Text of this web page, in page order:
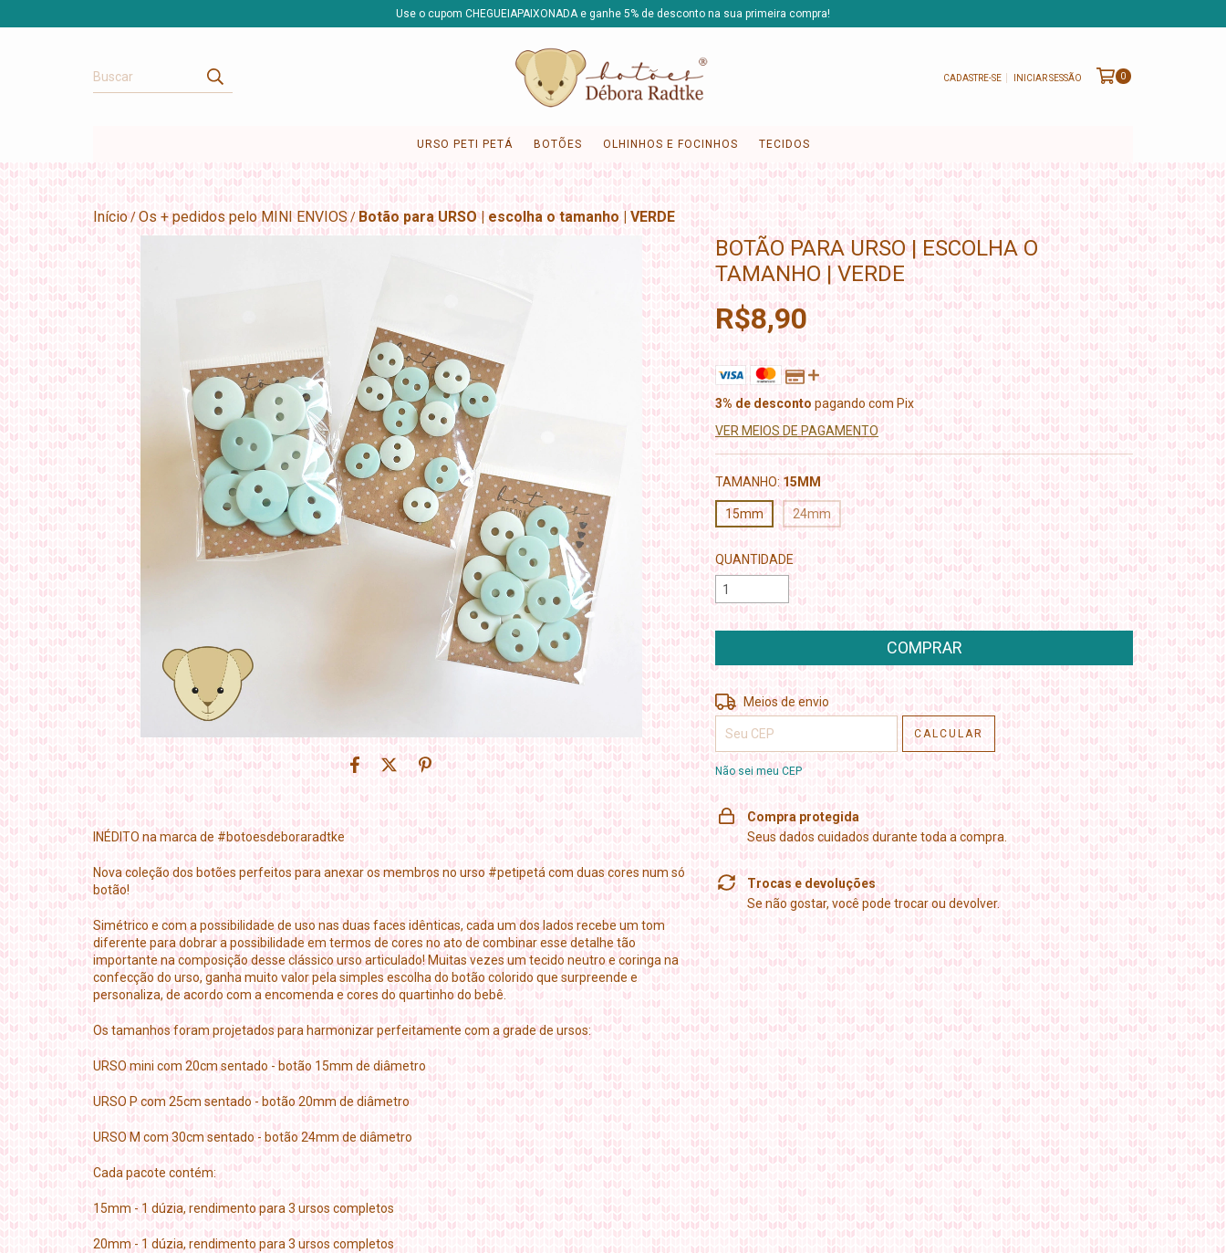
Use o cupom CHEGUEIAPAIXONADA e ganhe 5% de desconto na sua primeira compra!
CADASTRE-SE INICIAR SESSÃO 0
URSO PETI PETÁ BOTÕES OLHINHOS E FOCINHOS TECIDOS
Início/Os + pedidos pelo MINI ENVIOS/ Botão para URSO | escolha o tamanho | VERDE
INÉDITO na marca de #botoesdeboraradtke
Nova coleção dos botões perfeitos para anexar os membros no urso #petipetá com duas cores num só
botão!
Simétrico e com a possibilidade de uso nas duas faces idênticas, cada um dos lados recebe um tom
diferente para dobrar a possibilidade em termos de cores no ato de combinar esse detalhe tão
importante na composição desse clássico urso articulado! Muitas vezes um tecido neutro e coringa na
confecção do urso, ganha muito valor pela simples escolha do botão colorido que surpreende e
personaliza, de acordo com a encomenda e cores do quartinho do bebê.
Os tamanhos foram projetados para harmonizar perfeitamente com a grade de ursos:
URSO mini com 20cm sentado - botão 15mm de diâmetro
URSO P com 25cm sentado - botão 20mm de diâmetro
URSO M com 30cm sentado - botão 24mm de diâmetro
Cada pacote contém:
15mm - 1 dúzia, rendimento para 3 ursos completos
20mm - 1 dúzia, rendimento para 3 ursos completos
BOTÃO PARA URSO | ESCOLHA O
TAMANHO | VERDE
R$8,90
3% de desconto pagando com Pix
VER MEIOS DE PAGAMENTO
TAMANHO: 15MM
15mm 24mm
QUANTIDADE
Entregas para o CEP: ALTERAR CEP
Meios de envio
CALCULAR
Não sei meu CEP
Compra protegida
Seus dados cuidados durante toda a compra.
Trocas e devoluções
Se não gostar, você pode trocar ou devolver.